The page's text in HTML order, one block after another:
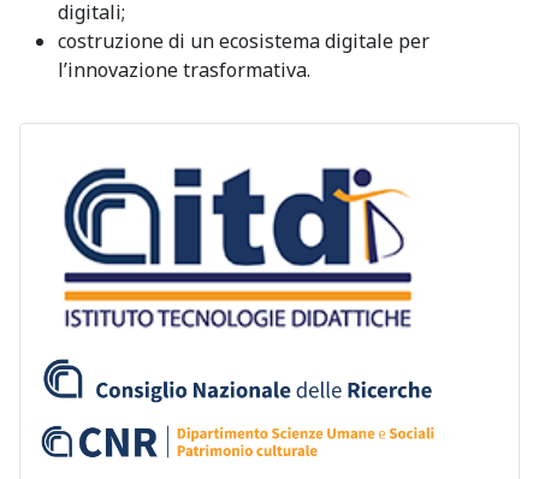
digitali;
costruzione di un ecosistema digitale per
l’innovazione trasformativa.